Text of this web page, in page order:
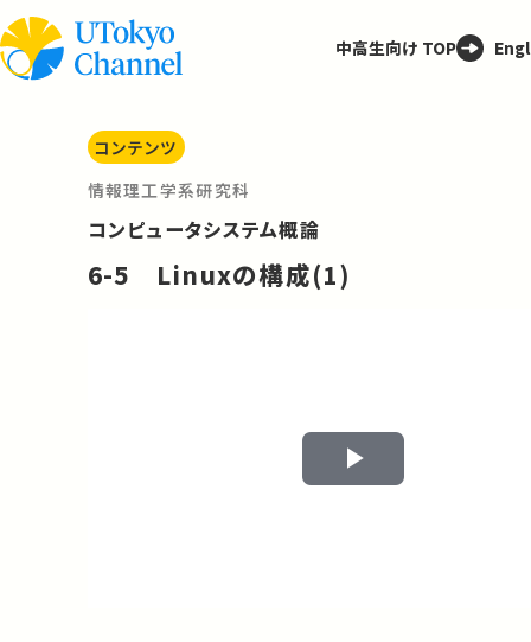
中高生向け TOP
コンテンツ
情報理工学系研究科
コンピュータシステム概論
6-5 Linuxの構成(1)
Play